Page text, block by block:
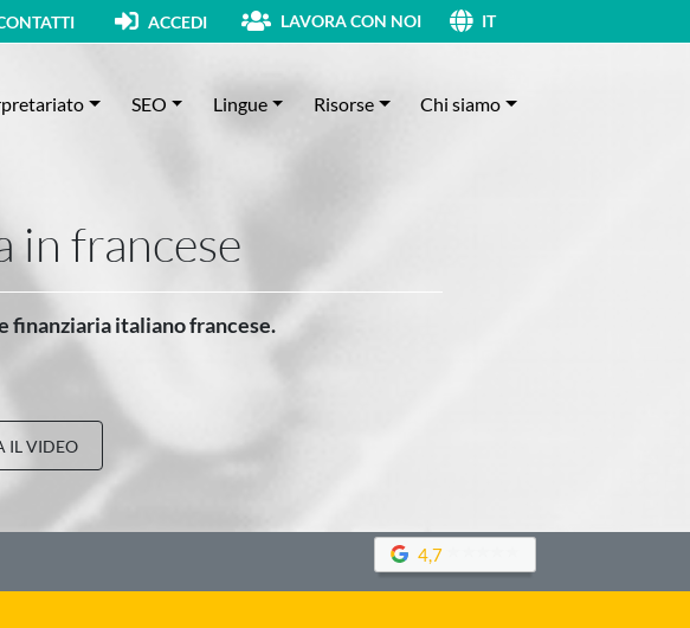
ACCEDI LAVORA CON NOI IT
SEO Lingue Risorse Chi siamo
in francese
finanziaria italiano francese.
IL VIDEO
4,7